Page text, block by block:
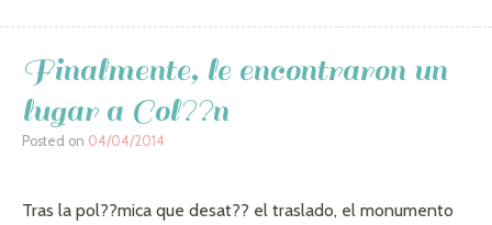
Finalmente, le encontraron un
lugar a Col??n
Posted on 04/04/2014
Tras la pol??mica que desat?? el traslado, el monumento